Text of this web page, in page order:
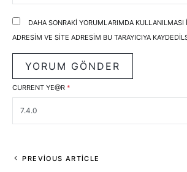
DAHA SONRAKI YORUMLARIMDA
ADRESIM VE SITE ADRESIM BU TARAYICIYA
CURRENT YE@R *
PREVIOUS ARTICLE